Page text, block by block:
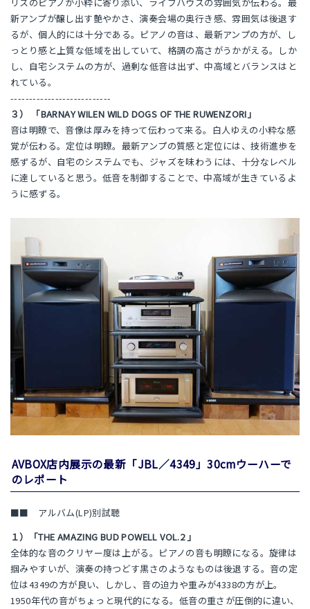
新アンプが醸し出す艶やかさ、演奏会場の奥行き感、雰囲気は後退す
るが、個人的には十分である。ピアノの音は、最新アンプの方が、し
っとり感と上質な低域を出していて、格調の高さがうかがえる。しか
し、自宅システムの方が、過剰な低音は出ず、中高域とバランスはと
れている。
---------------------------
３） 「BARNAY WILEN WILD DOGS OF THE RUWENZORI」
音は明瞭で、音像は厚みを持って伝わって来る。白人ゆえの小粋な感
覚が伝わる。定位は明瞭。最新アンプの質感と定位には、技術進歩を
感ずるが、自宅のシステムでも、ジャズを味わうには、十分なレベル
に達していると思う。低音を制御することで、中高域が生きているよ
うに感ずる。
AVBOX店内展示の最新「JBL／4349」30cmウーハーで
のレポート
■■ アルバム(LP)別試聴
１）「THE AMAZING BUD POWELL VOL.2 」
全体的な音のクリヤー度は上がる。ピアノの音も明瞭になる。旋律は
掴みやすいが、演奏の持つどす黒さのようなものは後退する。音の定
位は4349の方が良い、しかし、音の迫力や重みが4338の方が上。
1950年代の音がちょっと現代的になる。低音の重さが圧倒的に違い、